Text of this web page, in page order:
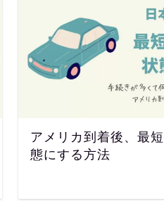
アメリカ到着後、最
態にする方法